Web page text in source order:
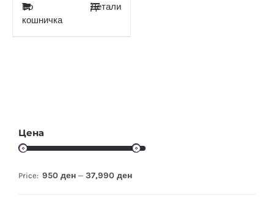
Во
кошничка
Детали
Цена
Price: 950 ден — 37,990 ден